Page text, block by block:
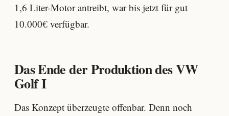
1,6 Liter-Motor antreibt, war bis jetzt für gut
10.000€ verfügbar.
Das Ende der Produktion des VW
Golf I
Das Konzept überzeugte offenbar. Denn noch